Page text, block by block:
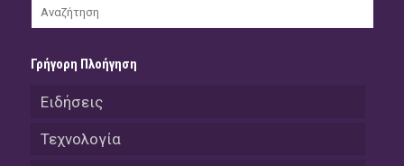
Γρήγορη Πλοήγηση
Ειδήσεις
Τεχνολογία